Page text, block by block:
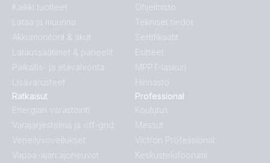
Kaikki tuotteet
Lataa ja muunna
Akkumonitorit & akut
Lataussäätimet & paneelit
Paikallis- ja etävalvonta
Lisävarusteet
Ratkaisut
Energian varastointi
Varajärjestelmä ja off-grid
Veneilysovellukset
Vapaa-ajan ajoneuvot
Ohjelmisto
Tekniset tiedot
Sertifikaatit
Esitteet
MPPT-laskuri
Hinnasto
Professional
Koulutus
Messut
Victron Professional
Keskustelufoorumi